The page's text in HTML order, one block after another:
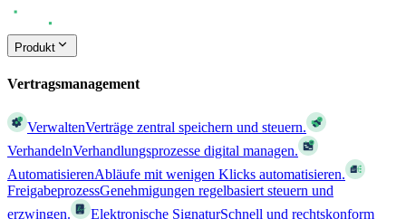
Produkt
Vertragsmanagement
VerwaltenVerträge zentral speichern und steuern.
VerhandelnVerhandlungsprozesse digital managen.
AutomatisierenAbläufe mit wenigen Klicks automatisieren.
FreigabeprozessGenehmigungen regelbasiert steuern und
erzwingen.
Elektronische SignaturSchnell und rechtskonform